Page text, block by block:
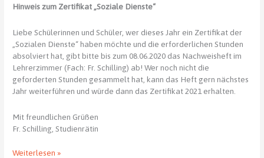
Hinweis zum Zertifikat „Soziale Dienste“
Liebe Schülerinnen und Schüler, wer dieses Jahr ein Zertifikat der
„Sozialen Dienste“ haben möchte und die erforderlichen Stunden
absolviert hat, gibt bitte bis zum 08.06.2020 das Nachweisheft im
Lehrerzimmer (Fach: Fr. Schilling) ab! Wer noch nicht die
geforderten Stunden gesammelt hat, kann das Heft gern nächstes
Jahr weiterführen und würde dann das Zertifikat 2021 erhalten.
Mit freundlichen Grüßen
Fr. Schilling, Studienrätin
Soziale
Weiterlesen »